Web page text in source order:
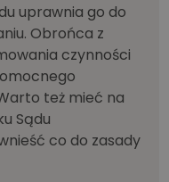
uprawnia go do
Obrońca z
czynności
też mieć na
Sądu
co do zasady